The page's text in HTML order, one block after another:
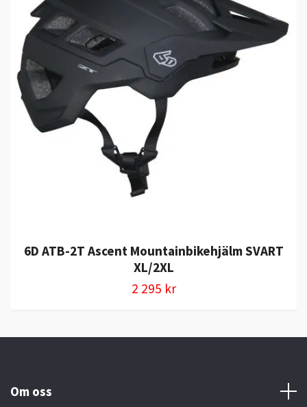
6D ATB-2T Ascent Mountainbikehjälm SVART
XL/2XL
2 295 kr
Om oss